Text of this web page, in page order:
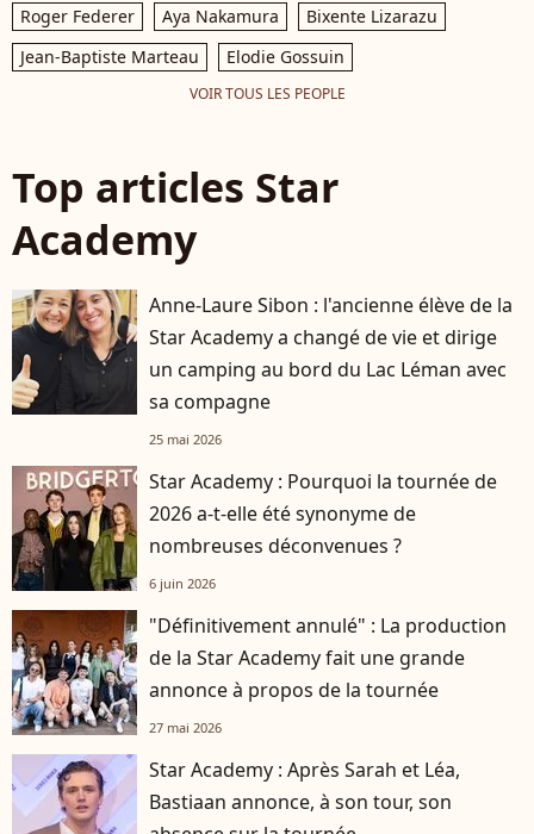
Roger Federer
Aya Nakamura
Bixente Lizarazu
Jean-Baptiste Marteau
Elodie Gossuin
VOIR TOUS LES PEOPLE
Top articles Star
Academy
Anne-Laure Sibon : l'ancienne élève de la
Star Academy a changé de vie et dirige
un camping au bord du Lac Léman avec
sa compagne
25 mai 2026
Star Academy : Pourquoi la tournée de
2026 a-t-elle été synonyme de
nombreuses déconvenues ?
6 juin 2026
"Définitivement annulé" : La production
de la Star Academy fait une grande
annonce à propos de la tournée
27 mai 2026
Star Academy : Après Sarah et Léa,
Bastiaan annonce, à son tour, son